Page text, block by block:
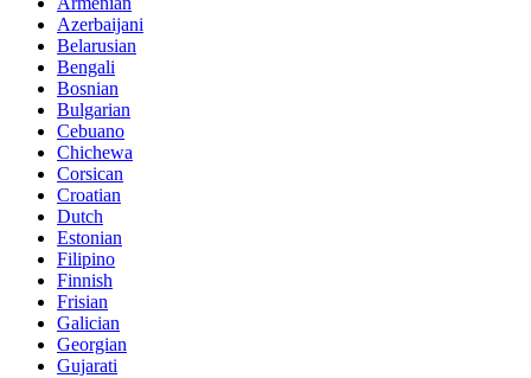
Azerbaijani
Belarusian
Bengali
Bosnian
Bulgarian
Cebuano
Chichewa
Corsican
Croatian
Dutch
Estonian
Filipino
Finnish
Frisian
Galician
Georgian
Gujarati